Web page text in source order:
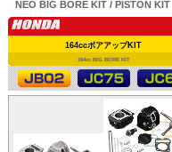
NEO BIG BORE KIT / PISTON KIT
164ccボアアップKIT
164cc BIG BORE KIT